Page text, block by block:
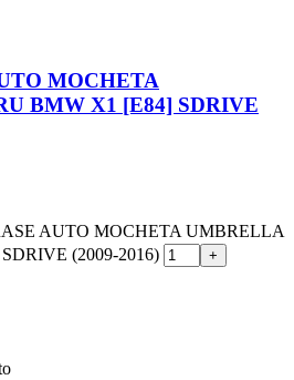
MOCHETA
BMW X1 [E84] SDRIVE
AUTO MOCHETA UMBRELLA
(2009-2016)